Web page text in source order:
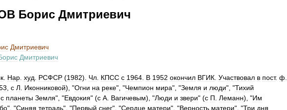
Борис Дмитриевич
Дмитриевич
Дмитриевич
Нар худ РСФСР (1982). Чл КПСС с 1964 В 1952 окончил ВГИК Участвовал в пост. ф
с Л Иконниковой), "Огни на реке", "Чемпион мира", "Земля и люди", "Тихий
с планеты Земля", "Евдокия" (с А Вагичевым), "Люди и звери" (с П Леманн), "Им
", "Синяя тетрадь", "Первый снег", "Сердце матери", "Верность матери", "Три дня